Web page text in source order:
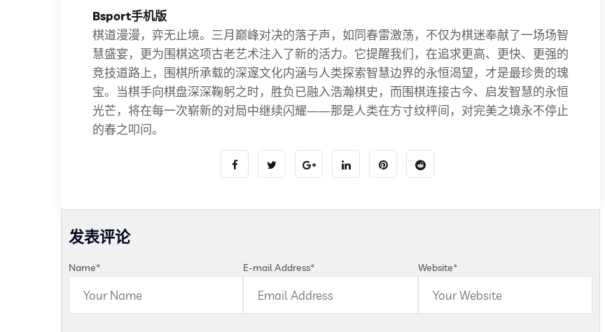
Bsport手机版
棋道漫漫，弈无止境。三月巅峰对决的落子声，如同春雷激荡，不仅为棋迷奉献了一场场智
慧盛宴，更为围棋这项古老艺术注入了新的活力。它提醒我们，在追求更高、更快、更强的
竞技道路上，围棋所承载的深邃文化内涵与人类探索智慧边界的永恒渴望，才是最珍贵的瑰
宝。当棋手向棋盘深深鞠躬之时，胜负已融入浩瀚棋史，而围棋连接古今、启发智慧的永恒
光芒，将在每一次崭新的对局中继续闪耀——那是人类在方寸纹枰间，对完美之境永不停止
的春之叩问。
发表评论
Name* E-mail Address* Website*